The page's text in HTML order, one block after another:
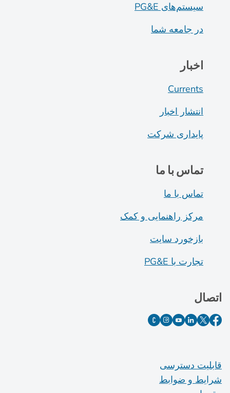
سیستم‌های PG&E
در جامعه شما
اخبار
Currents
انتشار اخبار
پایداری شرکت
تماس با ما
تماس با ما
مرکز راهنمایی و کمک
بازخورد سایت
تجارت با PG&E
اتصال
قابلیت دسترسی
شرایط و ضوابط